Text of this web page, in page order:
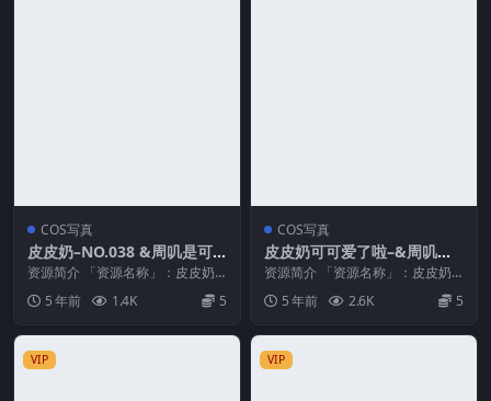
COS写真
皮皮奶–NO.038 &周叽是可
爱兔兔 粉蓝护士[77P8V-710
MB]
资源简介 「资源名称」：皮皮奶–
NO.038 &周叽是可爱兔兔 粉蓝护
士...5 年前 1.4K 5
COS写真
皮皮奶可可爱了啦–&周叽是
可爱兔兔 服务员 [39P-157M
B]
资源简介 「资源名称」：皮皮奶
可可爱了啦–&周叽是可爱兔兔 服
务员 [3...
5 年前 2.6K 5
VIP VIP